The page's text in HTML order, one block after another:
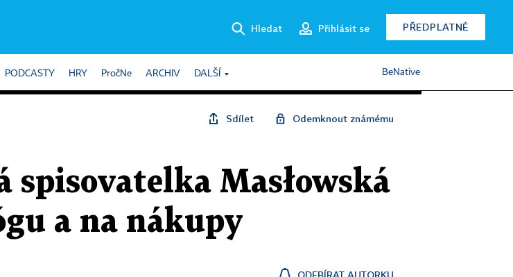
Hledat Přihlásit se PŘEDPLATNÉ
PODCASTY HRY PročNe ARCHIV DALŠÍ BeNative
Sdílet Odemknout známému
spisovatelka Masłowská
a na nákupy
ODEBÍRAT AUTORKU